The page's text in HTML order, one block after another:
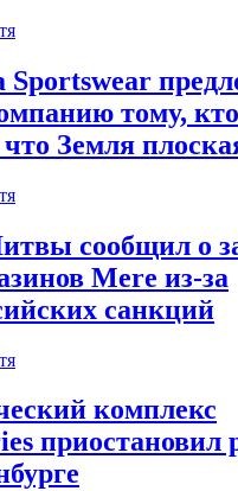
Sportswear
тому, кто
Земля
сообщил о
Mere из-за
санкций
комплекс
приостановил